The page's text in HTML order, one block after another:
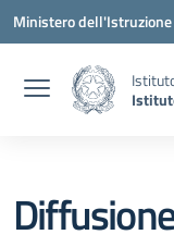
Vai ai contenuti
Vai al menu di
Vai al footer
Ministero